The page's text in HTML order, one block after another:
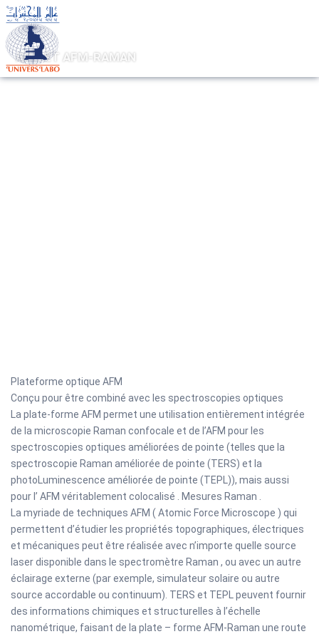
AFM ET AFM-RAMAN
Plateforme optique AFM
Conçu pour être combiné avec les spectroscopies optiques
La plate-forme AFM permet une utilisation entièrement intégrée
de la microscopie Raman confocale et de l’AFM pour les
spectroscopies optiques améliorées de pointe (telles que la
spectroscopie Raman améliorée de pointe (TERS) et la
photoLuminescence améliorée de pointe (TEPL)), mais aussi
pour l’ AFM véritablement colocalisé . Mesures Raman .
La myriade de techniques AFM ( Atomic Force Microscope ) qui
permettent d’étudier les propriétés topographiques, électriques
et mécaniques peut être réalisée avec n’importe quelle source
laser disponible dans le spectromètre Raman , ou avec un autre
éclairage externe (par exemple, simulateur solaire ou autre
source accordable ou continuum). TERS et TEPL peuvent fournir
des informations chimiques et structurelles à l’échelle
nanométrique, faisant de la plate – forme AFM-Raman une route